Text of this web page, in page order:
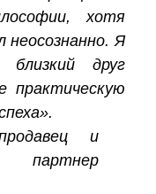
хотя
неосознанно. Я
друг
практическую
и